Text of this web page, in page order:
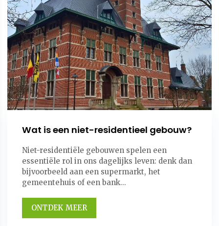
Wat is een niet-residentieel gebouw?
Niet-residentiële gebouwen spelen een
essentiële rol in ons dagelijks leven: denk dan
bijvoorbeeld aan een supermarkt, het
gemeentehuis of een bank...
ONTDEK MEER